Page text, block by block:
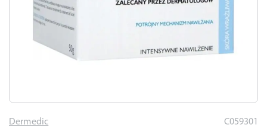
Dermedic C059301